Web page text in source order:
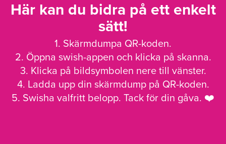
Här kan du bidra på ett enkelt
sätt!
1. Skärmdumpa QR-koden.
2. Öppna swish-appen och klicka på skanna.
3. Klicka på bildsymbolen nere till vänster.
4. Ladda upp din skärmdump på QR-koden.
5. Swisha valfritt belopp. Tack för din gåva. ❤️